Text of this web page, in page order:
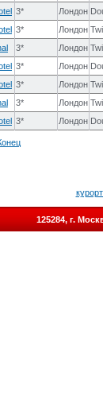
3* Лондон
3* Лондон
3* Лондон
3* Лондон
3* Лондон
3* Лондон
3* Лондон
125284, г.